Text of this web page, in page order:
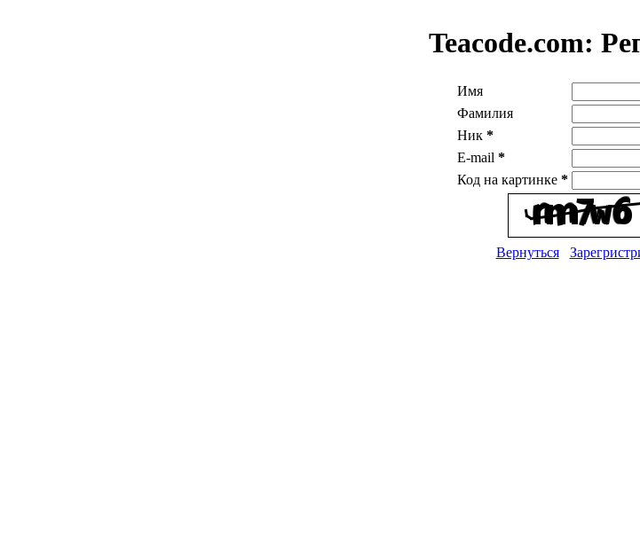
Teacode.com:
Имя
Фамилия
Ник *
E-mail *
Код на картинке *
Вернуться